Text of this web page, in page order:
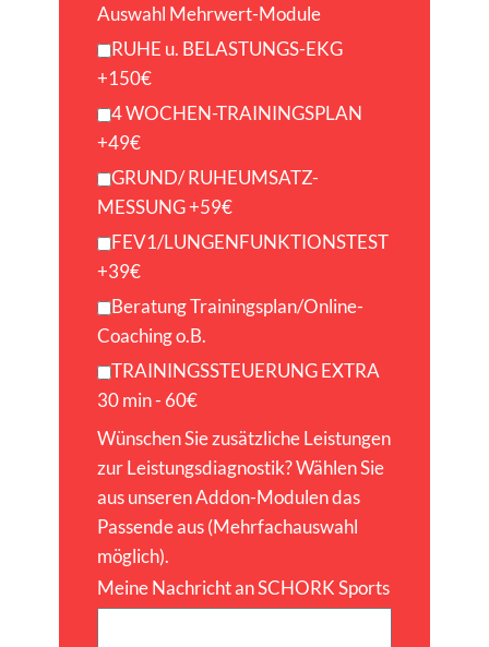
Auswahl Mehrwert-Module
RUHE u. BELASTUNGS-EKG
+150€
4 WOCHEN-TRAININGSPLAN
+49€
GRUND/ RUHEUMSATZ-
MESSUNG +59€
FEV1/LUNGENFUNKTIONSTEST
+39€
Beratung Trainingsplan/Online-
Coaching o.B.
TRAININGSSTEUERUNG EXTRA
30 min - 60€
Wünschen Sie zusätzliche Leistungen
zur Leistungsdiagnostik? Wählen Sie
aus unseren Addon-Modulen das
Passende aus (Mehrfachauswahl
möglich).
Meine Nachricht an SCHORK Sports